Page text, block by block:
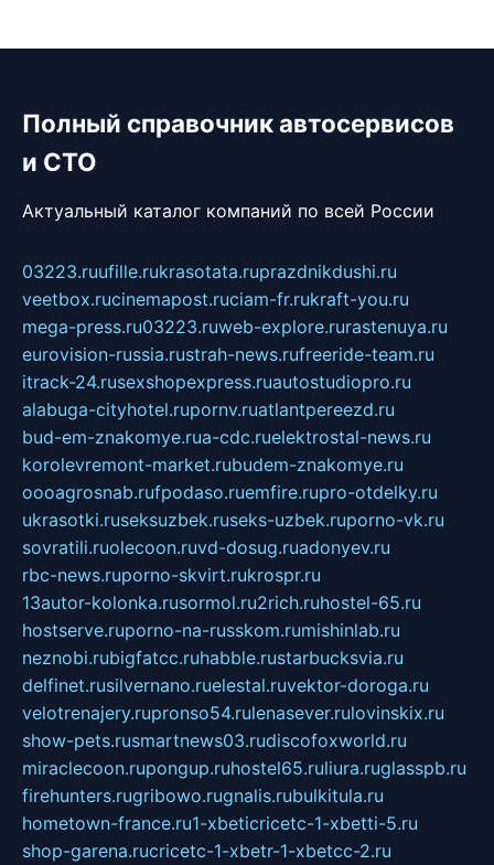
Полный справочник автосервисов
и СТО
Актуальный каталог компаний по всей России
03223.ruufille.rukrasotata.ruprazdnikdushi.ru
veetbox.rucinemapost.ruciam-fr.rukraft-you.ru
mega-press.ru03223.ruweb-explore.rurastenuya.ru
eurovision-russia.rustrah-news.rufreeride-team.ru
itrack-24.rusexshopexpress.ruautostudiopro.ru
alabuga-cityhotel.rupornv.ruatlantpereezd.ru
bud-em-znakomye.rua-cdc.ruelektrostal-news.ru
korolevremont-market.rubudem-znakomye.ru
oooagrosnab.rufpodaso.ruemfire.rupro-otdelky.ru
ukrasotki.ruseksuzbek.ruseks-uzbek.ruporno-vk.ru
sovratili.ruolecoon.ruvd-dosug.ruadonyev.ru
rbc-news.ruporno-skvirt.rukrospr.ru
13autor-kolonka.rusormol.ru2rich.ruhostel-65.ru
hostserve.ruporno-na-russkom.rumishinlab.ru
neznobi.rubigfatcc.ruhabble.rustarbucksvia.ru
delfinet.rusilvernano.ruelestal.ruvektor-doroga.ru
velotrenajery.rupronso54.rulenasever.rulovinskix.ru
show-pets.rusmartnews03.rudiscofoxworld.ru
miraclecoon.rupongup.ruhostel65.ruliura.ruglasspb.ru
firehunters.rugribowo.rugnalis.rubulkitula.ru
hometown-france.ru1-xbeticricetc-1-xbetti-5.ru
shop-garena.rucricetc-1-xbetr-1-xbetcc-2.ru